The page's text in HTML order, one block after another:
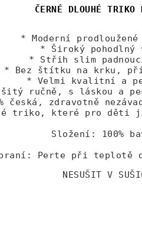
ČERNÉ DLOUHÉ TRIKO
* Moderní
* Široký pohodlný
* Střih slim
* Bez štítku na krku,
* Velmi kvalitní a
šitý ručně, s láskou a
česká, zdravotně
triko, které pro děti
Složení: 100%
praní: Perte při teplotě
NESUŠIT V